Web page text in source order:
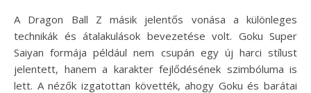
A Dragon Ball Z másik jelentős vonása a különleges
technikák és átalakulások bevezetése volt. Goku Super
Saiyan formája például nem csupán egy új harci stílust
jelentett, hanem a karakter fejlődésének szimbóluma is
lett. A nézők izgatottan követték, ahogy Goku és barátai